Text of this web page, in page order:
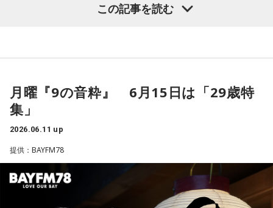
たいもの」としてお菓子の包み紙を挙げています。
には凝縮されているのです。
さらには、甲斐さんの興味の対象は、パンやお菓子だけに留
まりません。旅や散歩、そして「クラシックホテル」や「建
築」もまた、彼女が大切にしているテーマです。
かつて20代の頃、日光金谷ホテルの客室に宿泊したことをき
っかけに、歴史あるクラシックホテルの魅力に取り憑かれた
といいます。現代のホテルには便利さや効率性が求められが
次回、6月16日の「9の音粋」Tuesday Editionは、
onを前に
トムセン陽子がミュージシャン ASKAの2026年 6月現在に迫
ります。
最新の放送を聴く
この記事を読む
月曜『9の音粋』 6月15日は「29歳特
集」
2026.06.11 up
提供：BAYFM78